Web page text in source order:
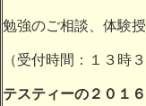
勉強のご相談、体験
（受付時間：１３時
テスティーの２０１